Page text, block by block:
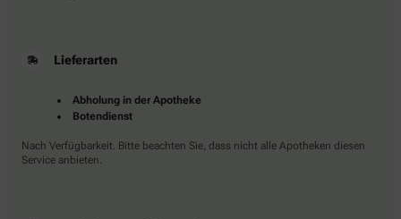
Lieferarten
Abholung in der Apotheke
Botendienst
Nach Verfügbarkeit. Bitte beachten Sie, dass nicht alle Apotheken diesen
Service anbieten.